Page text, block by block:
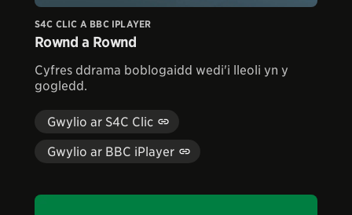
S4C CLIC A BBC IPLAYER
Rownd a Rownd
Cyfres ddrama boblogaidd wedi'i lleoli yn y
gogledd.
Gwylio ar S4C Clic
Gwylio ar BBC iPlayer